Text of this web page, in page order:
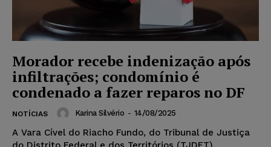
Morador recebe indenização após
infiltrações; condomínio é
condenado a fazer reparos no DF
NOTÍCIAS Karina Silvério - 14/08/2025
A Vara Cível do Riacho Fundo, do Tribunal de Justiça